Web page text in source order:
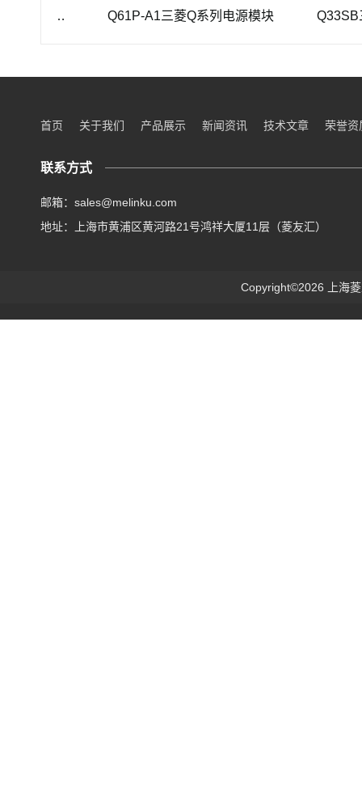
Q61P-A1三菱Q系列电源模块 Q33SB三
首页 关于我们 产品展示 新闻资讯 技术文章 荣誉资
联系方式
邮箱：sales@melinku.com
地址：上海市黄浦区黄河路21号鸿祥大厦11层（菱友汇）
Copyright©2026 上海